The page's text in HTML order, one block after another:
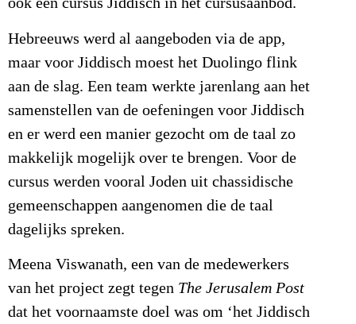
Hebreeuws werd al aangeboden via de app,
maar voor Jiddisch moest het Duolingo flink
aan de slag. Een team werkte jarenlang aan het
samenstellen van de oefeningen voor Jiddisch
en er werd een manier gezocht om de taal zo
makkelijk mogelijk over te brengen. Voor de
cursus werden vooral Joden uit chassidische
gemeenschappen aangenomen die de taal
dagelijks spreken.
Meena Viswanath, een van de medewerkers
van het project zegt tegen The Jerusalem Post
dat het voornaamste doel was om ‘het Jiddisch